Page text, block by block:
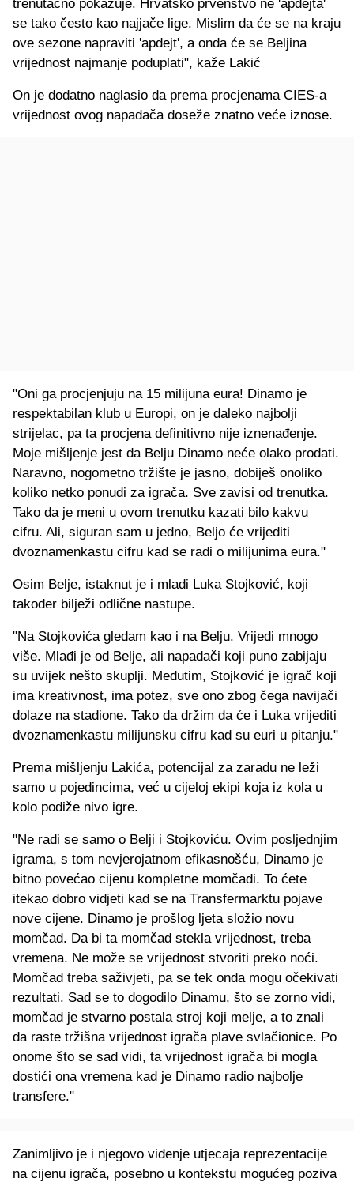
trenutačno pokazuje. Hrvatsko prvenstvo ne 'apdejta'
se tako često kao najjače lige. Mislim da će se na kraju
ove sezone napraviti 'apdejt', a onda će se Beljina
vrijednost najmanje poduplati", kaže Lakić
On je dodatno naglasio da prema procjenama CIES-a
vrijednost ovog napadača doseže znatno veće iznose.
"Oni ga procjenjuju na 15 milijuna eura! Dinamo je
respektabilan klub u Europi, on je daleko najbolji
strijelac, pa ta procjena definitivno nije iznenađenje.
Moje mišljenje jest da Belju Dinamo neće olako prodati.
Naravno, nogometno tržište je jasno, dobiješ onoliko
koliko netko ponudi za igrača. Sve zavisi od trenutka.
Tako da je meni u ovom trenutku kazati bilo kakvu
cifru. Ali, siguran sam u jedno, Beljo će vrijediti
dvoznamenkastu cifru kad se radi o milijunima eura."
Osim Belje, istaknut je i mladi Luka Stojković, koji
također bilježi odlične nastupe.
"Na Stojkovića gledam kao i na Belju. Vrijedi mnogo
više. Mlađi je od Belje, ali napadači koji puno zabijaju
su uvijek nešto skuplji. Međutim, Stojković je igrač koji
ima kreativnost, ima potez, sve ono zbog čega navijači
dolaze na stadione. Tako da držim da će i Luka vrijediti
dvoznamenkastu milijunsku cifru kad su euri u pitanju."
Prema mišljenju Lakića, potencijal za zaradu ne leži
samo u pojedincima, već u cijeloj ekipi koja iz kola u
kolo podiže nivo igre.
"Ne radi se samo o Belji i Stojkoviću. Ovim posljednjim
igrama, s tom nevjerojatnom efikasnošću, Dinamo je
bitno povećao cijenu kompletne momčadi. To ćete
itekao dobro vidjeti kad se na Transfermarktu pojave
nove cijene. Dinamo je prošlog ljeta složio novu
momčad. Da bi ta momčad stekla vrijednost, treba
vremena. Ne može se vrijednost stvoriti preko noći.
Momčad treba saživjeti, pa se tek onda mogu očekivati
rezultati. Sad se to dogodilo Dinamu, što se zorno vidi,
momčad je stvarno postala stroj koji melje, a to znali
da raste tržišna vrijednost igrača plave svlačionice. Po
onome što se sad vidi, ta vrijednost igrača bi mogla
dostići ona vremena kad je Dinamo radio najbolje
transfere."
Zanimljivo je i njegovo viđenje utjecaja reprezentacije
na cijenu igrača, posebno u kontekstu mogućeg poziva